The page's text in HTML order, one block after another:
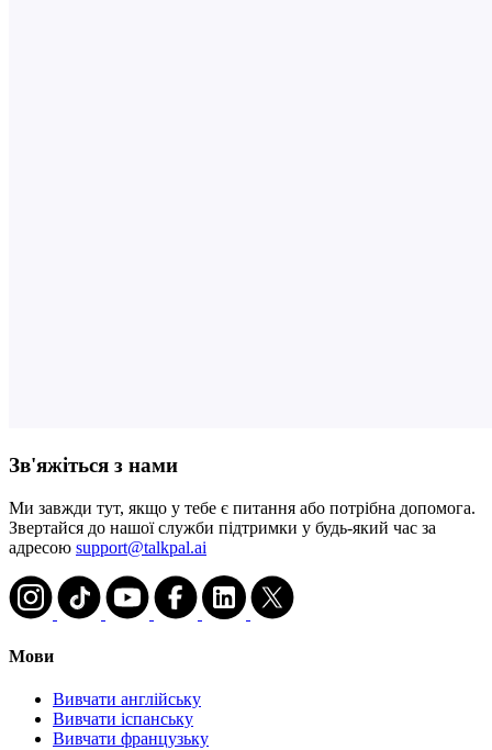
Зв'яжіться з нами
Ми завжди тут, якщо у тебе є питання або потрібна допомога.
Звертайся до нашої служби підтримки у будь-який час за
адресою support@talkpal.ai
Мови
Вивчати англійську
Вивчати іспанську
Вивчати французьку